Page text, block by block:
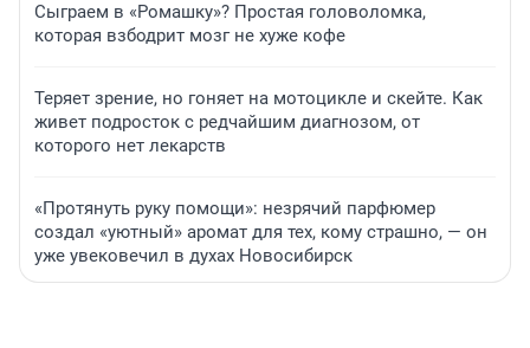
Сыграем в «Ромашку»? Простая головоломка,
которая взбодрит мозг не хуже кофе
Теряет зрение, но гоняет на мотоцикле и скейте. Как
живет подросток с редчайшим диагнозом, от
которого нет лекарств
«Протянуть руку помощи»: незрячий парфюмер
создал «уютный» аромат для тех, кому страшно, — он
уже увековечил в духах Новосибирск